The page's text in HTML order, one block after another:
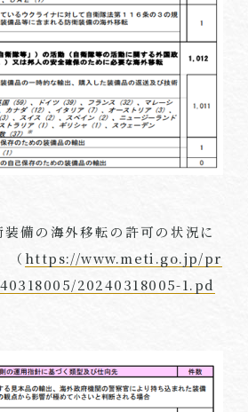
装備の海外移転の許可の状況に
（ https://www.meti.go.jp/pr
20240318005-1.pd